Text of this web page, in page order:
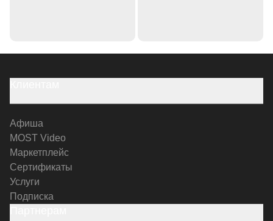
Афиша
MOST Video
Маркетплейс
Сертификаты
Услуги
Подписка